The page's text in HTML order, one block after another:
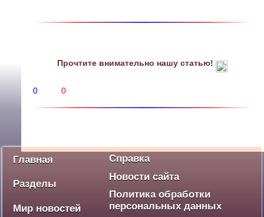
Прочтите внимательно нашу статью!
0 0
Главная
Разделы
Политика
Экономика
Социум
Культура
Дебют
Победа - наше наследие
Ваше мнение
Разное
Мир новостей
Справка
Новости сайта
Политика обработки
персональных данных